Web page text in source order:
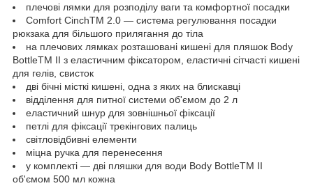
плечові лямки для розподілу ваги та комфортної посадки
Comfort CinchTM 2.0 — система регулювання посадки
рюкзака для більшого прилягання до тіла
на плечових лямках розташовані кишені для пляшок Body
BottleTM II з еластичним фіксатором, еластичні сітчасті кишені
для гелів, свисток
дві бічні місткі кишені, одна з яких на блискавці
відділення для питної системи об'ємом до 2 л
еластичний шнур для зовнішньої фіксації
петлі для фіксації трекінгових палиць
світловідбивні елементи
міцна ручка для перенесення
у комплекті — дві пляшки для води Body BottleTM II
об'ємом 500 мл кожна